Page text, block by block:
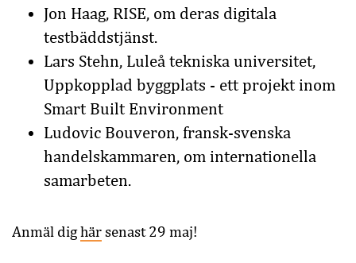
Jon Haag, RISE, om deras digitala
testbäddstjänst.
Lars Stehn, Luleå tekniska universitet,
Uppkopplad byggplats - ett projekt inom
Smart Built Environment
Ludovic Bouveron, fransk-svenska
handelskammaren, om internationella
samarbeten.
Anmäl dighärsenast 29 maj!